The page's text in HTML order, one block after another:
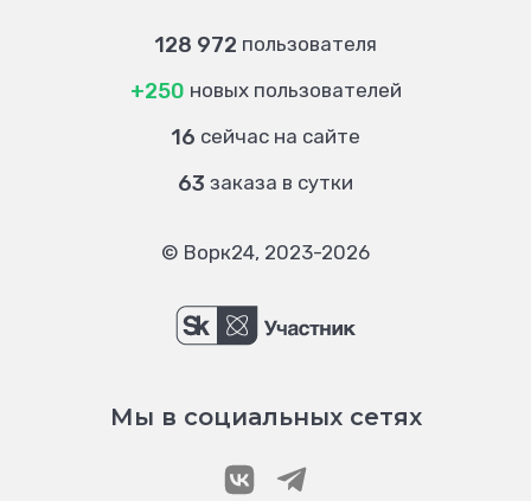
128 972 пользователя
+250 новых пользователей
16 сейчас на сайте
63 заказа в сутки
© Ворк24, 2023-2026
Мы в социальных сетях